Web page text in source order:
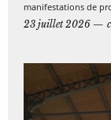
manifestations de
23 juillet 2026